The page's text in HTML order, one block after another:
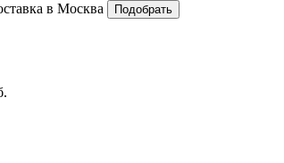
в Москва